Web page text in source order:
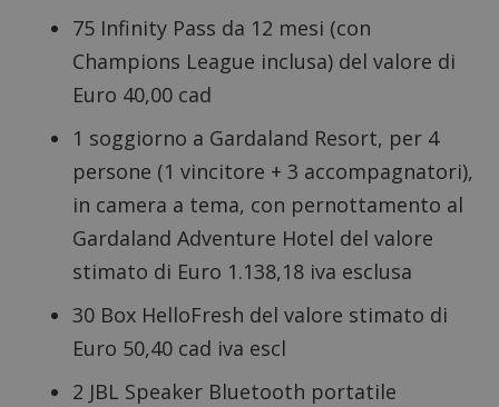
75 Infinity Pass da 12 mesi (con
Champions League inclusa) del valore di
Euro 40,00 cad
1 soggiorno a Gardaland Resort, per 4
persone (1 vincitore + 3 accompagnatori),
in camera a tema, con pernottamento al
Gardaland Adventure Hotel del valore
stimato di Euro 1.138,18 iva esclusa
30 Box HelloFresh del valore stimato di
Euro 50,40 cad iva escl
2 JBL Speaker Bluetooth portatile